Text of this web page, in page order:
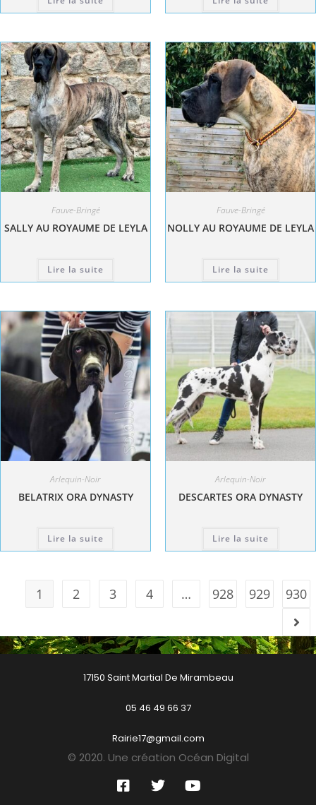
Fauve-Bringé
SALLY AU ROYAUME DE LEYLA
Lire la suite
Fauve-Bringé
NOLLY AU ROYAUME DE LEYLA
Lire la suite
Arlequin-Noir
BELATRIX ORA DYNASTY
Lire la suite
Arlequin-Noir
DESCARTES ORA DYNASTY
Lire la suite
1 2 3 4 … 928 929 930
17150 Saint Martial De Mirambeau
05 46 49 66 37
Rairie17@gmail.com
© 2020. Une création Océan Digital